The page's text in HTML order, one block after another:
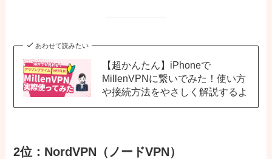
あわせて読みたい
【超かんたん】iPhoneで
MillenVPNに繋いでみた！使い方
や接続方法をやさしく解説するよ
2位：NordVPN（ノードVPN）